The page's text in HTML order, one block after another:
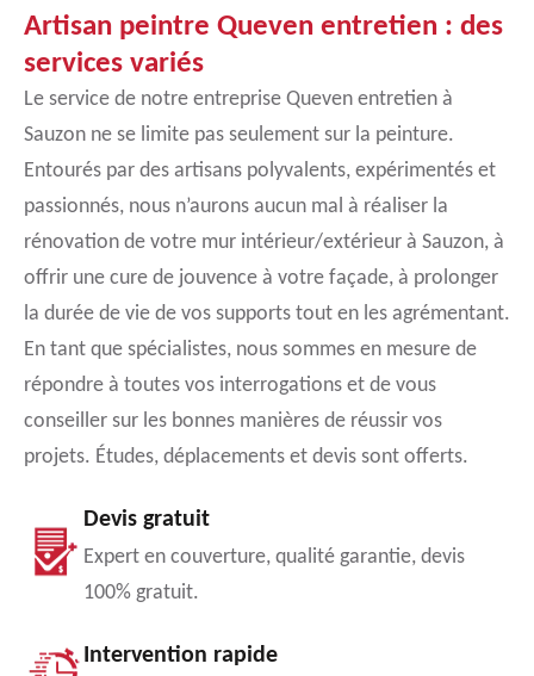
Artisan peintre Queven entretien : des
services variés
Le service de notre entreprise Queven entretien à
Sauzon ne se limite pas seulement sur la peinture.
Entourés par des artisans polyvalents, expérimentés et
passionnés, nous n’aurons aucun mal à réaliser la
rénovation de votre mur intérieur/extérieur à Sauzon, à
offrir une cure de jouvence à votre façade, à prolonger
la durée de vie de vos supports tout en les agrémentant.
En tant que spécialistes, nous sommes en mesure de
répondre à toutes vos interrogations et de vous
conseiller sur les bonnes manières de réussir vos
projets. Études, déplacements et devis sont offerts.
Devis gratuit
Expert en couverture, qualité garantie, devis
100% gratuit.
Intervention rapide